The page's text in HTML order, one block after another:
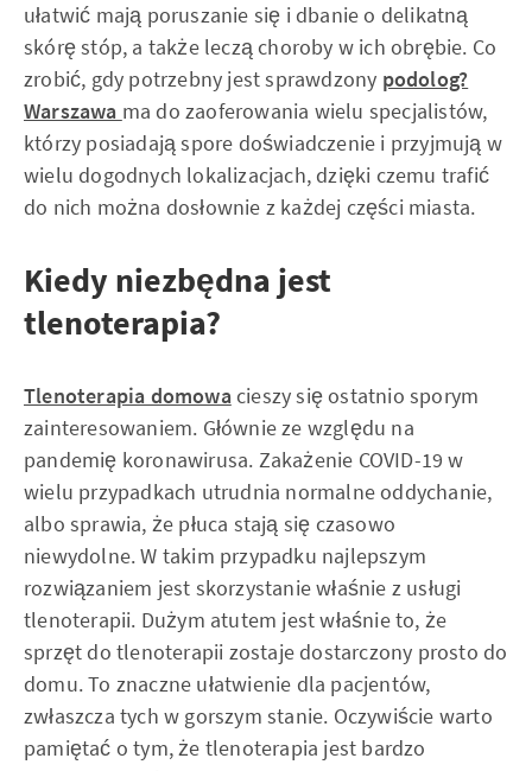
ułatwić mają poruszanie się i dbanie o delikatną
skórę stóp, a także leczą choroby w ich obrębie. Co
zrobić, gdy potrzebny jest sprawdzony podolog?
Warszawa ma do zaoferowania wielu specjalistów,
którzy posiadają spore doświadczenie i przyjmują w
wielu dogodnych lokalizacjach, dzięki czemu trafić
do nich można dosłownie z każdej części miasta.
Kiedy niezbędna jest
tlenoterapia?
Tlenoterapia domowa cieszy się ostatnio sporym
zainteresowaniem. Głównie ze względu na
pandemię koronawirusa. Zakażenie COVID-19 w
wielu przypadkach utrudnia normalne oddychanie,
albo sprawia, że płuca stają się czasowo
niewydolne. W takim przypadku najlepszym
rozwiązaniem jest skorzystanie właśnie z usługi
tlenoterapii. Dużym atutem jest właśnie to, że
sprzęt do tlenoterapii zostaje dostarczony prosto do
domu. To znaczne ułatwienie dla pacjentów,
zwłaszcza tych w gorszym stanie. Oczywiście warto
pamiętać o tym, że tlenoterapia jest bardzo